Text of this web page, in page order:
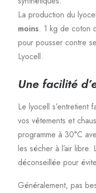
La production du
moins. 1 kg de coton
pour pousser contre
Lyocell.
Une facilité
Le lyocell s’entretient
vos vêtements et
programme à 30°C
les sécher à l’air libre.
déconseillée pour
Généralement, pas